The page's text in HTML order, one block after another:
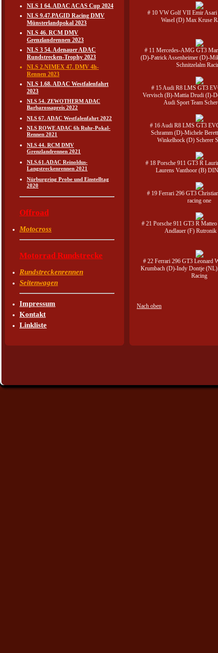
NLS 1 64. ADAC ACAS Cup 2024
NLS 9.47.PAGID Racing DMV
Münsterlandpokal 2023
NLS 46. RCM DMV
Grenzlandrennen 2023
NLS 3 54. Adenauer ADAC
Rundstrecken-Trophy 2023
NLS 2.NIMEX 47. DMV 4h-
Rennen 2023
NLS 1.68. ADAC Westfalenfahrt
2023
NLS 54. ZEWOTHERM ADAC
Barbarossapreis 2022
NLS 67. ADAC Westfalenfahrt 2022
NLS ROWE ADAC 6h Ruhr-Pokal-
Rennen 2021
NLS 44. RCM DMV
Grenzlandrennen 2021
NLS.61.ADAC Reinoldus-
Langstreckenrennen 2021
Nürburgring Probe und Einstelltag
2020
Offroad
Motocross
Motorrad Rundstrecke
Rundstreckenrennen
Seitenwagen
Impressum
Kontakt
Linkliste
# 10 VW Golf VII Emir Asari
Wasel (D) Max Kruse
# 11 Mercedes-AMG GT3
(D)-Patrick Assenheimer (D)-
Schnitzelalm
# 15 Audi R8 LMS GT3
Vervisch (B)-Mattia Drudi (I)-
Audi Sport Team
# 16 Audi R8 LMS GT3
Schramm (D)-Michele
Winkelhock (D) Scherer
# 18 Porsche 911 GT3 R
Laurens Vanthoor (B)
# 19 Ferrari 296 GT3
racing one
# 21 Porsche 911 GT3 R
Andlauer (F) Rutronik
# 22 Ferrari 296 GT3 Leonard
Krumbach (D)-Indy Dontje
Racing
Nach oben